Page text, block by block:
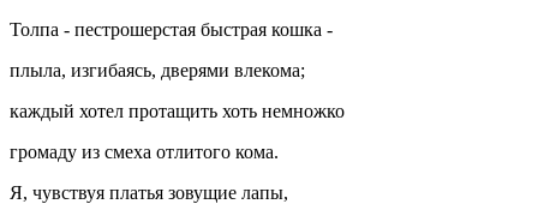
Толпа - пестрошерстая быстрая кошка -
плыла, изгибаясь, дверями влекома;
каждый хотел протащить хоть немножко
громаду из смеха отлитого кома.
Я, чувствуя платья зовущие лапы,